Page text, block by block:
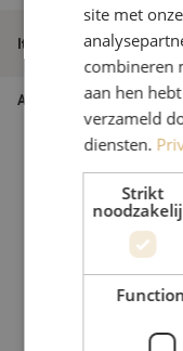
Itemnaam
Artikelnummer
site met
combineren
aan hen
verzameld
diensten.
Strikt